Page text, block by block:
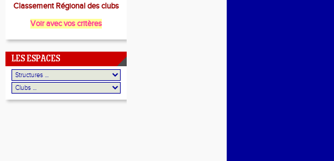
Classement Régional des clubs
Voir avec vos critères
LES ESPACES